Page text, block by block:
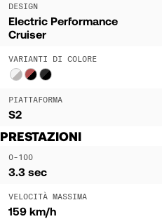
DESIGN
Electric Performance
Cruiser
VARIANTI DI COLORE
PIATTAFORMA
S2
PRESTAZIONI
0-100
3.3 sec
VELOCITÀ MASSIMA
159 km/h